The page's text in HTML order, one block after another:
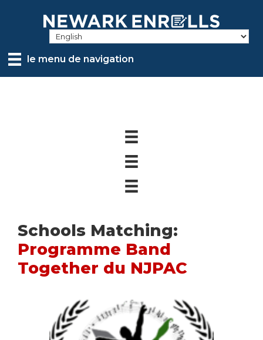
contentle menu de navigation
Schools Matching:
Programme Band
Together du NJPAC